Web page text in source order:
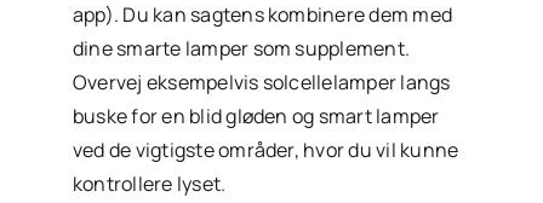
app). Du kan sagtens kombinere dem med
dine smarte lamper som supplement.
Overvej eksempelvis solcellelamper langs
buske for en blid gløden og smart lamper
ved de vigtigste områder, hvor du vil kunne
kontrollere lyset.